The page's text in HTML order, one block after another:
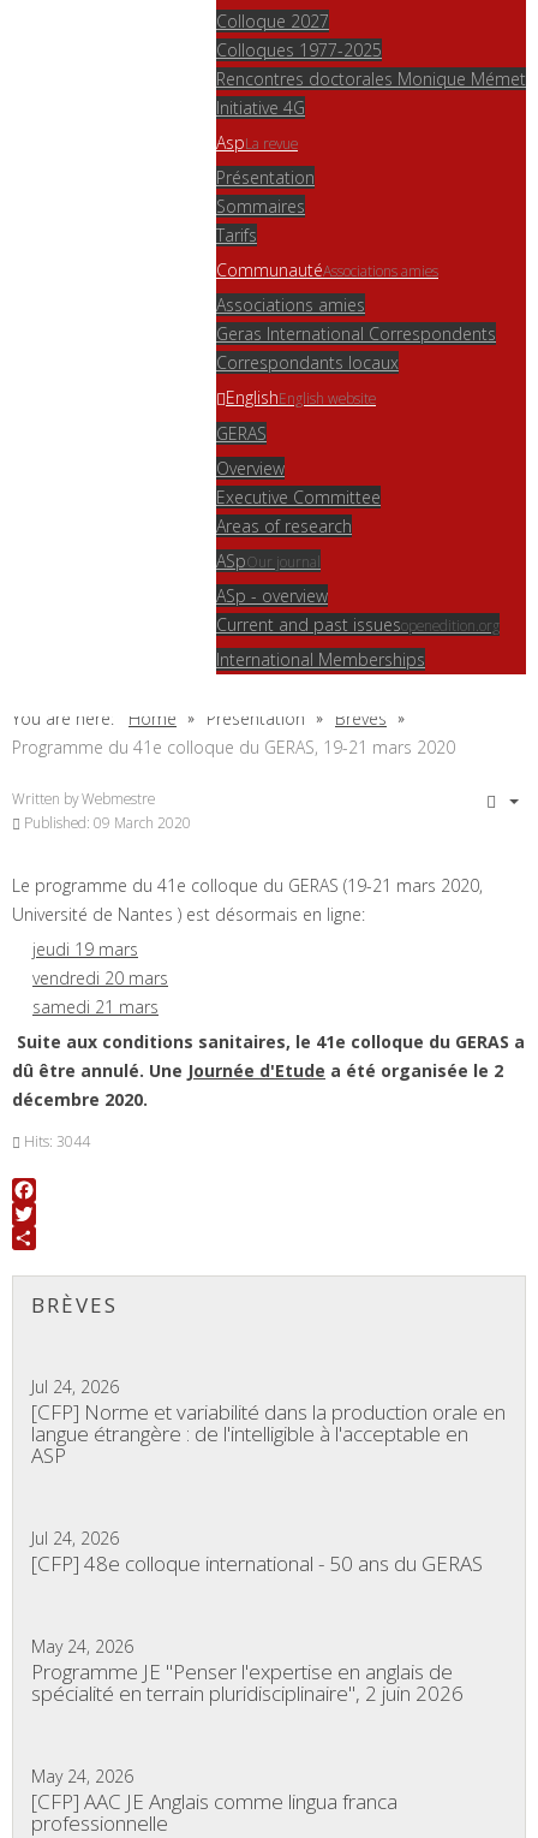
Colloque 2027
Colloques 1977-2025
Rencontres doctorales Monique Mémet
Initiative 4G
AspLa revue
Présentation
Sommaires
Tarifs
CommunautéAssociations amies
Associations amies
Geras International Correspondents
Correspondants locaux
EnglishEnglish website
GERAS
Overview
Executive Committee
Areas of research
ASpOur journal
ASp - overview
Current and past issuesopenedition.org
International Memberships
You are here: Home Présentation
Brèves
Programme du 41e colloque du GERAS, 19-21 mars 2020
Written byWebmestre
Published: 09 March 2020
Le programme du 41e colloque du GERAS (19-21 mars 2020,
Université de Nantes ) est désormais en ligne:
jeudi 19 mars
vendredi 20 mars
samedi 21 mars
Suite aux conditions sanitaires, le 41e colloque du GERAS a
dû être annulé. Une Journée d'Etude a été organisée le 2
décembre 2020.
Hits: 3044
Facebook
Twitter
BRÈVES
Jul 24, 2026
[CFP] Norme et variabilité dans la production orale en
langue étrangère : de l'intelligible à l'acceptable en
ASP
Jul 24, 2026
[CFP] 48e colloque international - 50 ans du GERAS
May 24, 2026
Programme JE "Penser l'expertise en anglais de
spécialité en terrain pluridisciplinaire", 2 juin 2026
May 24, 2026
[CFP] AAC JE Anglais comme lingua franca
professionnelle